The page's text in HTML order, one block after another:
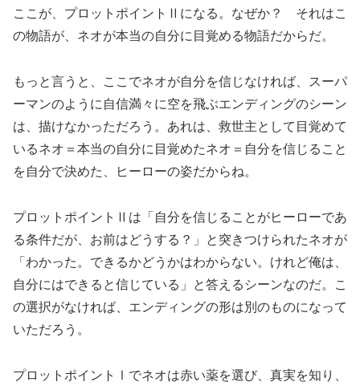
ここが、プロットポイントⅡになる。なぜか？ それはこ
の物語が、ネオが本当の自分に目覚める物語だからだ。
もっと言うと、ここでネオが自分を信じなければ、スーパ
ーマンのように自信満々に空を飛ぶエンディングのシーン
は、描けなかっただろう。あれは、救世主として目覚めて
いるネオ＝本当の自分に目覚めたネオ＝自分を信じること
を自分で決めた、ヒーローの姿だからね。
プロットポイントⅡは「自分を信じることがヒーローであ
る条件だが、お前はどうする？」と突きつけられたネオが
「わかった。できるかどうかはわからない。けれど俺は、
自分にはできると信じている」と答えるシーンなのだ。こ
の選択がなければ、エンディングの形は別のものになって
いただろう。
プロットポイントⅠでネオは赤い薬を選び、真実を知り、